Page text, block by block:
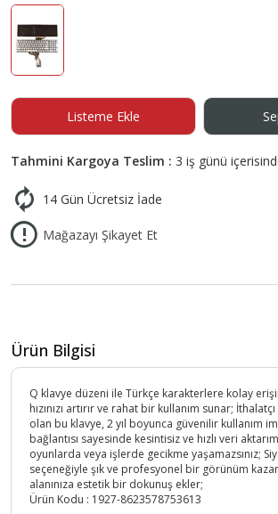
Listeme Ekle
Tahmini Kargoya Teslim : 3 iş günü
14 Gün Ücretsiz İade
Mağazayı Şikayet Et
Ürün Bilgisi
Q klavye düzeni ile Türkçe karakterlere kolay
hızınızı artırır ve rahat bir kullanım sunar;
olan bu klavye, 2 yıl boyunca güvenilir kullanım
bağlantısı sayesinde kesintisiz ve hızlı veri
oyunlarda veya işlerde gecikme yaşamazsınız;
seçeneğiyle şık ve profesyonel bir görünüm
alanınıza estetik bir dokunuş ekler;
Ürün Kodu : 1927-8623578753613